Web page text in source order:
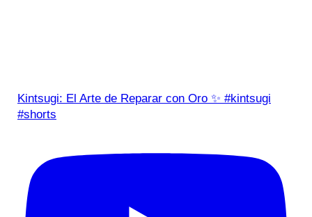
Kintsugi: El Arte de Reparar con Oro ✨ #kintsugi
#shorts